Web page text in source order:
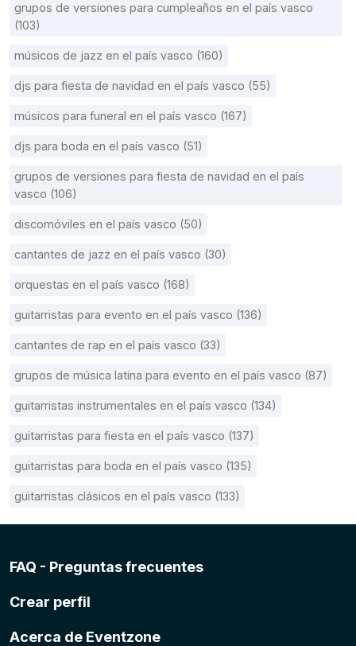
grupos de versiones para cumpleaños en el país vasco
(103)
músicos de jazz en el país vasco (160)
djs para fiesta de navidad en el país vasco (55)
músicos para funeral en el país vasco (167)
djs para boda en el país vasco (51)
grupos de versiones para fiesta de navidad en el país
vasco (106)
discomóviles en el país vasco (50)
cantantes de jazz en el país vasco (30)
orquestas en el país vasco (168)
guitarristas para evento en el país vasco (136)
cantantes de rap en el país vasco (33)
grupos de música latina para evento en el país vasco (87)
guitarristas instrumentales en el país vasco (134)
guitarristas para fiesta en el país vasco (137)
guitarristas para boda en el país vasco (135)
guitarristas clásicos en el país vasco (133)
FAQ - Preguntas frecuentes
Crear perfil
Acerca de Eventzone